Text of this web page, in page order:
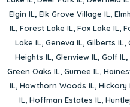
Elgin IL, Elk Grove Village IL,
IL, Forest Lake IL, Fox Lake IL,
Lake IL, Geneva IL, Gilberts IL,
Heights IL, Glenview IL, Golf IL,
Green Oaks IL, Gurnee IL,
IL, Hawthorn Woods IL, Hickory
IL, Hoffman Estates IL,